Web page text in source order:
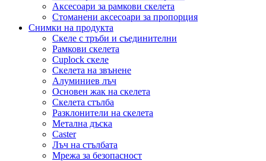
Аксесоари за рамкови скелета
Стоманени аксесоари за пропорция
Снимки на продукта
Скеле с тръби и съединителни
Рамкови скелета
Cuplock скеле
Скелета на звънене
Алуминиев лъч
Основен жак на скелета
Скелета стълба
Разклонители на скелета
Метална дъска
Caster
Лъч на стълбата
Мрежа за безопасност